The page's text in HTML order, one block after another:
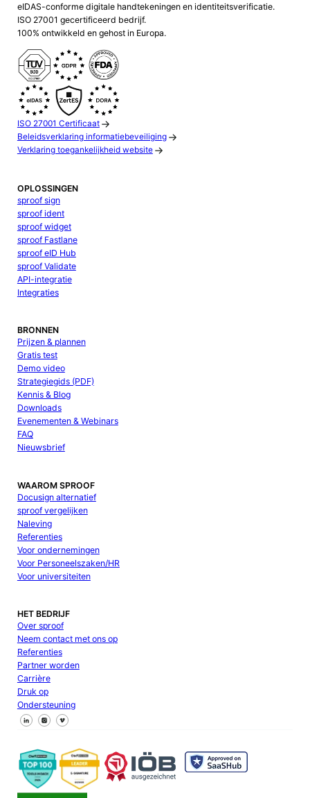
eIDAS-conforme digitale handtekeningen en identiteitsverificatie.
ISO 27001 gecertificeerd bedrijf.
100% ontwikkeld en gehost in Europa.
ISO 27001 Certificaat
Beleidsverklaring informatiebeveiliging
Verklaring toegankelijkheid website
OPLOSSINGEN
sproof sign
sproof ident
sproof widget
sproof Fastlane
sproof eID Hub
sproof Validate
API-integratie
Integraties
BRONNEN
Prijzen & plannen
Gratis test
Demo video
Strategiegids (PDF)
Kennis & Blog
Downloads
Evenementen & Webinars
FAQ
Nieuwsbrief
WAAROM SPROOF
Docusign alternatief
sproof vergelijken
Naleving
Referenties
Voor ondernemingen
Voor Personeelszaken/HR
Voor universiteiten
HET BEDRIJF
Over sproof
Neem contact met ons op
Referenties
Partner worden
Carrière
Druk op
Ondersteuning
Volg ons op Facebook
Volg ons op X
Volg ons op LinkedIn